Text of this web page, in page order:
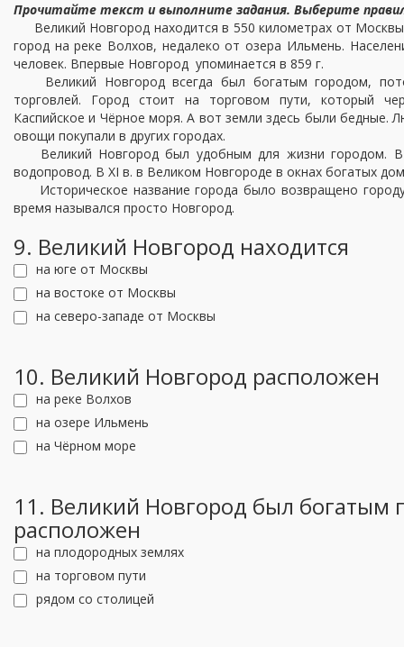
Прочитайте текст и выполните задания. Выберите
Великий Новгород находится в 550 километрах от
город на реке Волхов, недалеко от озера Ильмень.
человек. Впервые Новгород упоминается в 859 г.
Великий Новгород всегда был богатым городом,
торговлей. Город стоит на торговом пути, который
Каспийское и Чёрное моря. А вот земли здесь были бедные.
овощи покупали в других городах.
Великий Новгород был удобным для жизни городом. В
водопровод. В XI в. в Великом Новгороде в окнах богатых
Историческое название города было возвращено
время назывался просто Новгород.
9. Великий Новгород находится
на юге от Москвы
на востоке от Москвы
на северо-западе от Москвы
10. Великий Новгород расположен
на реке Волхов
на озере Ильмень
на Чёрном море
11. Великий Новгород был богатым
расположен
на плодородных землях
на торговом пути
рядом со столицей